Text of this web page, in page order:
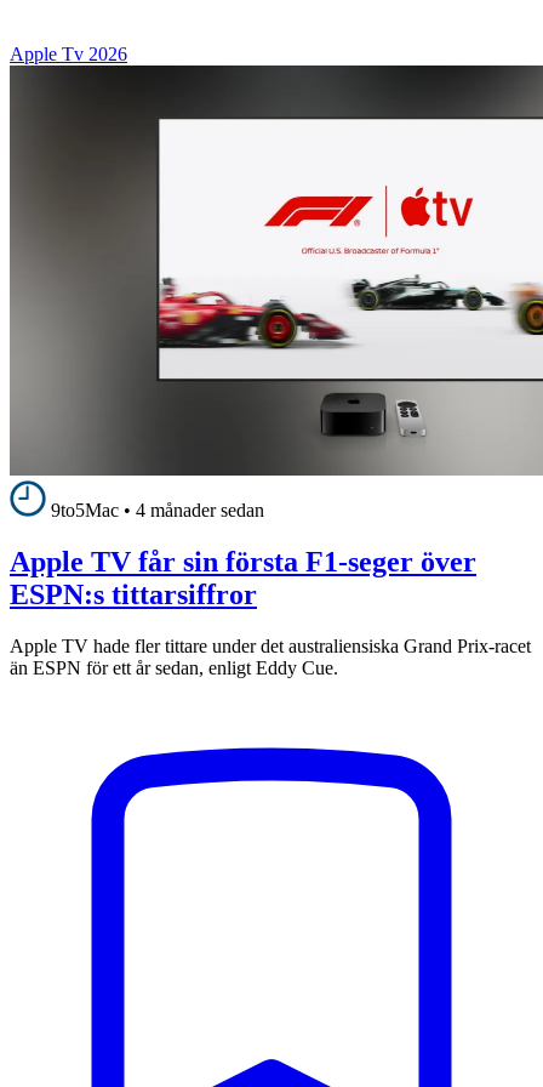
Apple Tv 2026
9to5Mac • 4 månader sedan
Apple TV får sin första F1-seger över
ESPN:s tittarsiffror
Apple TV hade fler tittare under det australiensiska Grand Prix-racet
än ESPN för ett år sedan, enligt Eddy Cue.